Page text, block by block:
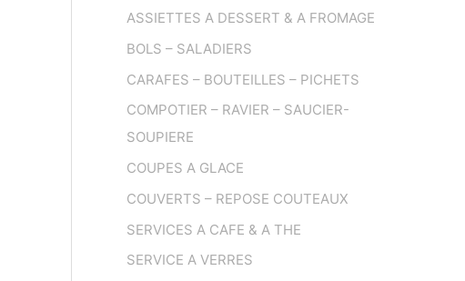
ASSIETTES A DESSERT & A FROMAGE
BOLS – SALADIERS
CARAFES – BOUTEILLES – PICHETS
COMPOTIER – RAVIER – SAUCIER-
SOUPIERE
COUPES A GLACE
COUVERTS – REPOSE COUTEAUX
SERVICES A CAFE & A THE
SERVICE A VERRES